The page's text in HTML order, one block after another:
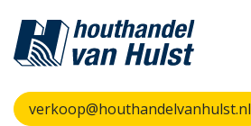
verkoop@houthandelvanhulst.nl